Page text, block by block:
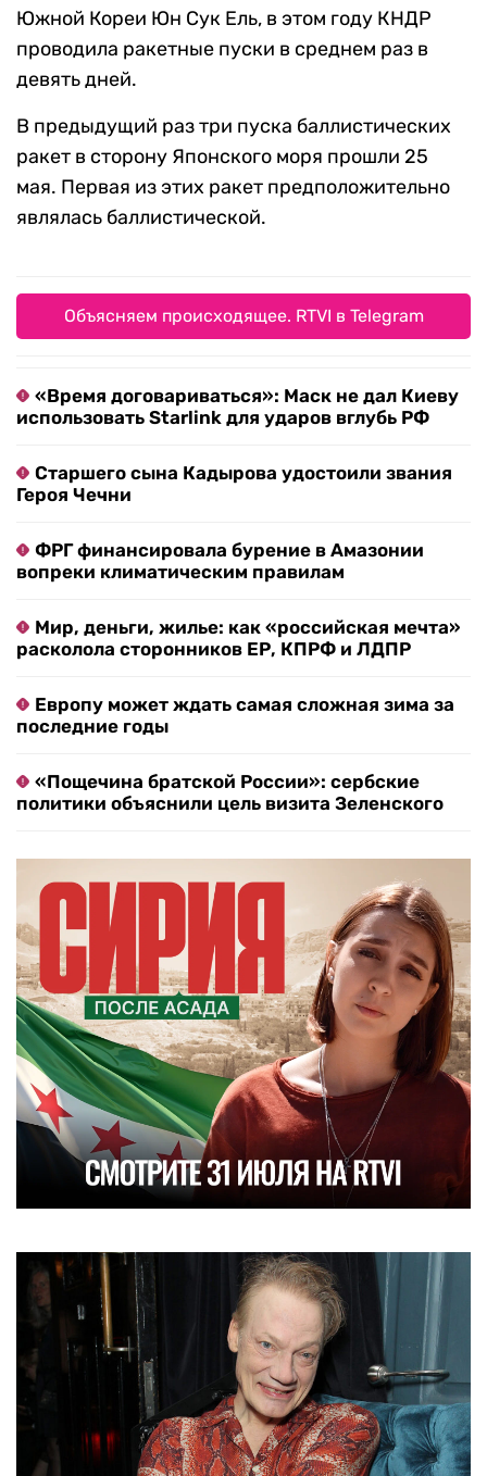
Южной Кореи Юн Сук Ель, в этом году КНДР
проводила ракетные пуски в среднем раз в
девять дней.
В предыдущий раз три пуска баллистических
ракет в сторону Японского моря прошли 25
мая. Первая из этих ракет предположительно
являлась баллистической.
Объясняем происходящее. RTVI в Telegram
«Время договариваться»: Маск не дал Киеву
использовать Starlink для ударов вглубь РФ
Старшего сына Кадырова удостоили звания
Героя Чечни
ФРГ финансировала бурение в Амазонии
вопреки климатическим правилам
Мир, деньги, жилье: как «российская мечта»
расколола сторонников ЕР, КПРФ и ЛДПР
Европу может ждать самая сложная зима за
последние годы
«Пощечина братской России»: сербские
политики объяснили цель визита Зеленского